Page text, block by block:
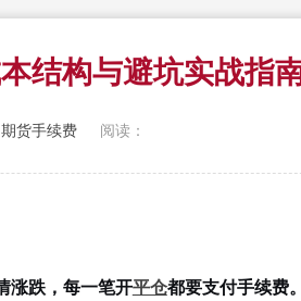
结构与避坑实战指
期货手续费 阅读：
涨跌，每一笔开平仓都要支付手续费